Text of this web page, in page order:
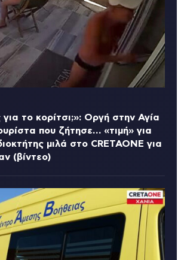
το κορίτσι;»: Οργή στην Αγία
που ζήτησε… «τιμή» για
μιλά στο CRETAONE για
(βίντεο)